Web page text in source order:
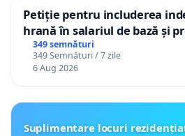
Petiție pentru includerea
hrană în salariul de bază și
gradațiilor de vechime
personali
349 semnături
349 Semnături / 7 zile
6 Aug 2026
Suplimentare locuri